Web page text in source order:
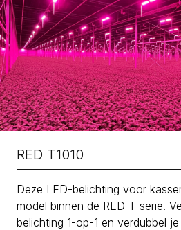
RED T1010
Deze LED-belichting voor
model binnen de RED T-serie.
belichting 1-op-1 en verdubbel